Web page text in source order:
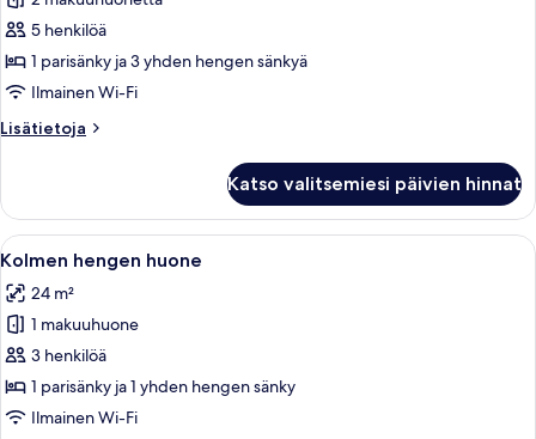
kuvat5 henkilöä
1 parisänky ja 3 yhden hengen sänkyä
Ilmainen Wi-Fi
Lisätietoja
Lisätietoja
Katso valitsemiesi päivien hinnat
Avaa
kaikki
huonetyypin
Kolmen
hengen
huone
kuvat
Moderni makuuhuone, jossa on
23
Kolmen hengen huone
24 m²
1 makuuhuone
3 henkilöä
1 parisänky ja 1 yhden hengen sänky
Ilmainen Wi-Fi